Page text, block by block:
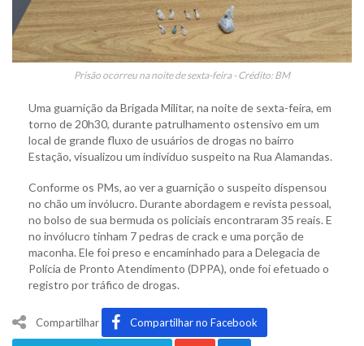
Prisão ocorreu na noite de sexta-feira - Crédito: BM
Uma guarnição da Brigada Militar, na noite de sexta-feira, em
torno de 20h30, durante patrulhamento ostensivo em um
local de grande fluxo de usuários de drogas no bairro
Estação, visualizou um indivíduo suspeito na Rua Alamandas.
Conforme os PMs, ao ver a guarnição o suspeito dispensou
no chão um invólucro. Durante abordagem e revista pessoal,
no bolso de sua bermuda os policiais encontraram 35 reais. E
no invólucro tinham 7 pedras de crack e uma porção de
maconha. Ele foi preso e encaminhado para a Delegacia de
Polícia de Pronto Atendimento (DPPA), onde foi efetuado o
registro por tráfico de drogas.
Compartilhar Compartilhar no Facebook